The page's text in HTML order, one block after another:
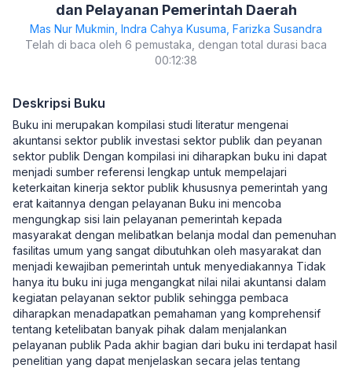
dan Pelayanan Pemerintah Daerah
Mas Nur Mukmin, Indra Cahya Kusuma, Farizka Susandra
Telah di baca oleh 6 pemustaka, dengan total durasi baca
00:12:38
Deskripsi Buku
Buku ini merupakan kompilasi studi literatur mengenai
akuntansi sektor publik investasi sektor publik dan peyanan
sektor publik Dengan kompilasi ini diharapkan buku ini dapat
menjadi sumber referensi lengkap untuk mempelajari
keterkaitan kinerja sektor publik khususnya pemerintah yang
erat kaitannya dengan pelayanan Buku ini mencoba
mengungkap sisi lain pelayanan pemerintah kepada
masyarakat dengan melibatkan belanja modal dan pemenuhan
fasilitas umum yang sangat dibutuhkan oleh masyarakat dan
menjadi kewajiban pemerintah untuk menyediakannya Tidak
hanya itu buku ini juga mengangkat nilai nilai akuntansi dalam
kegiatan pelayanan sektor publik sehingga pembaca
diharapkan menadapatkan pemahaman yang komprehensif
tentang ketelibatan banyak pihak dalam menjalankan
pelayanan publik Pada akhir bagian dari buku ini terdapat hasil
penelitian yang dapat menjelaskan secara jelas tentang